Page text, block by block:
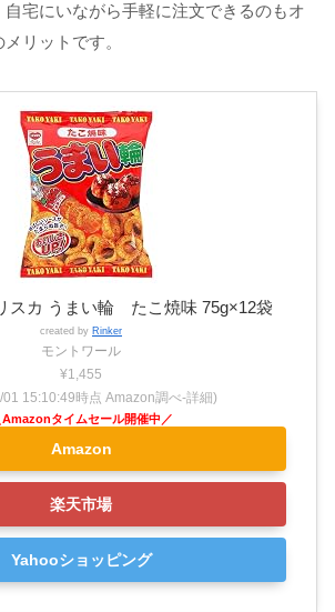
自宅にいながら手軽に注文できるのもオ
リットです。
スカ うまい輪 たこ焼味 75g×12袋
created by Rinker
モントワール
¥1,455
01 15:10:49時点 Amazon調べ-詳細)
Amazon
楽天市場
Yahooショッピング